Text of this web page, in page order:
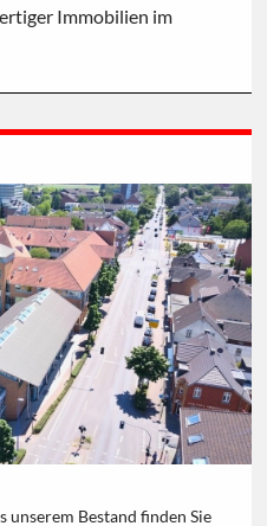
Immobilien im
unserem Bestand finden Sie